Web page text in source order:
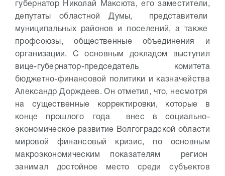
губернатор Николай Максюта, его заместители,
депутаты областной Думы, представители
муниципальных районов и поселений, а также
профсоюзы, общественные объединения и
организации. С основным докладом выступил
вице-губернатор-председатель комитета
бюджетно-финансовой политики и казначейства
Александр Дорждеев. Он отметил, что, несмотря
на существенные корректировки, которые в
конце прошлого года внес в социально-
экономическое развитие Волгоградской области
мировой финансовый кризис, по основным
макроэкономическим показателям регион
занимал достойное место среди субъектов